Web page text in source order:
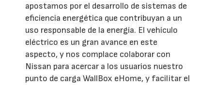
apostamos por el desarrollo de sistemas de
eficiencia energética que contribuyan a un
uso responsable de la energía. El vehículo
eléctrico es un gran avance en este
aspecto, y nos complace colaborar con
Nissan para acercar a los usuarios nuestro
punto de carga WallBox eHome, y facilitar el